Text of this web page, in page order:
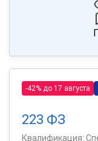
-42% до 17 августа
223 ФЗ
Квалификация: